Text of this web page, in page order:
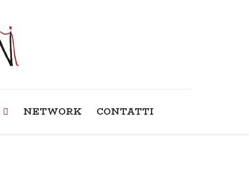
NETWORK CONTATTI